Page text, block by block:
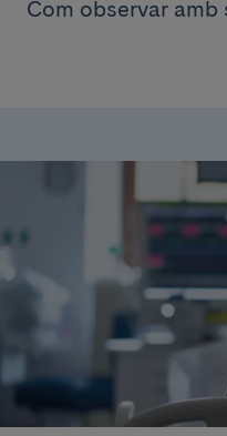
Com observar